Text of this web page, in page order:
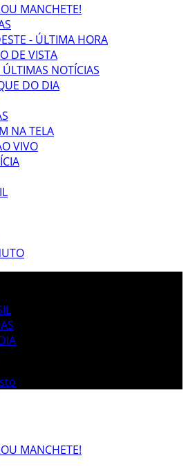
MANCHETE!
- ÚLTIMA HORA
DE VISTA
NOTÍCIAS
DO DIA
NA TELA
VIVO
MANCHETE!